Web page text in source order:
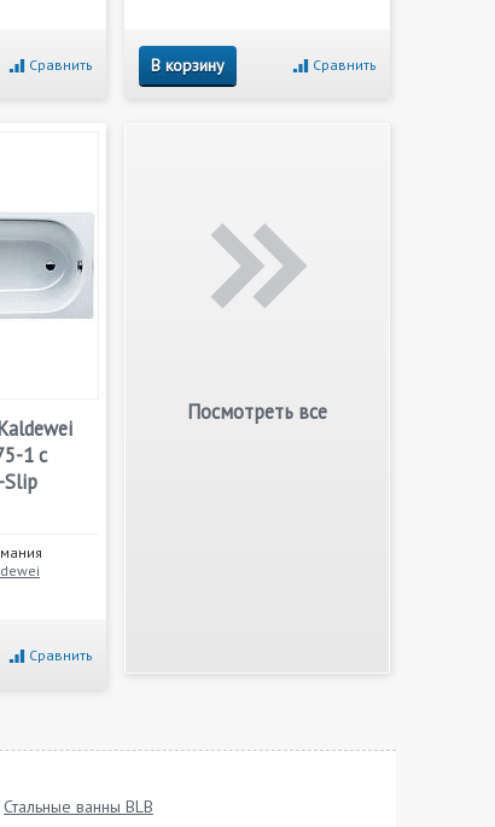
Сравнить В корзину Сравнить
1 с
Сравнить
Посмотреть все
Стальные ванны BLB